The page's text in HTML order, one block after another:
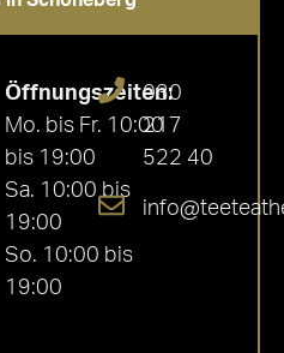
Öffnungszeiten:
Mo. bis Fr. 10:00
bis 19:00
Sa. 10:00 bis
19:00
So. 10:00 bis
19:00
030
217
522 40